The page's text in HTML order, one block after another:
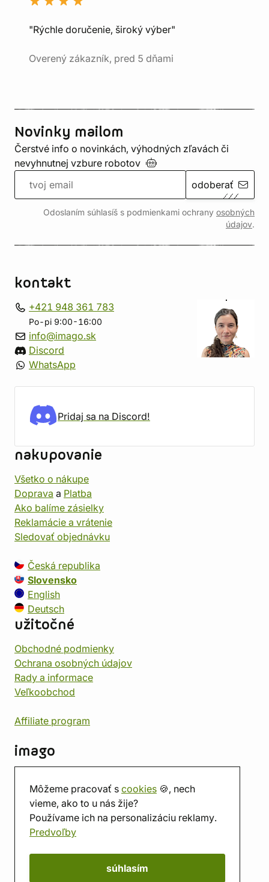
Môžeme pracovať s cookies 🍪, nech
vieme, ako to u nás žije?
Používame ich na personalizáciu reklamy.
Predvoľby
súhlasím
"Rýchle doručenie, široký výber"
Overený zákazník, pred 5 dňami
Novinky mailom
Čerstvé info o novinkách, výhodných zľavách či
nevyhnutnej vzbure robotov
odoberať
Odoslaním súhlasíš s podmienkami ochrany osobných
údajov.
kontakt
+421 948 361 783
Po-pi 9:00-16:00
info@imago.sk
Discord
WhatsApp
Pridaj sa na Discord!
nakupovanie
Všetko o nákupe
Doprava a Platba
Ako balíme zásielky
Reklamácie a vrátenie
Sledovať objednávku
Česká republika
Slovensko
English
Deutsch
užitočné
Obchodné podmienky
Ochrana osobných údajov
Rady a informace
Veľkoobchod
Affiliate program
imago
Predajňa
Herňa
O nás
Hodnotenie obchodu